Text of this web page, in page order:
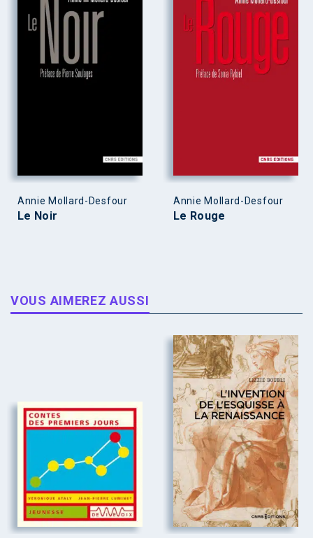
Annie Mollard-Desfour
Le Noir
Annie Mollard-Desfour
Le Rouge
VOUS AIMEREZ AUSSI